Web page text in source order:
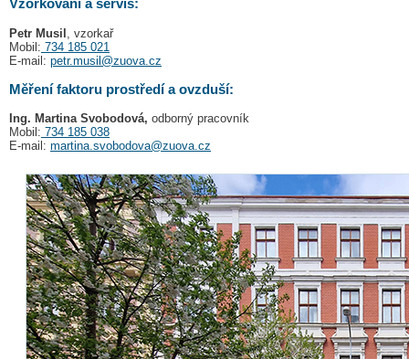
Vzorkování a servis:
Petr Musil , vzorkař
Mobil: 734 185 021
E-mail: petr.musil@zuova.cz
Měření faktoru prostředí a ovzduší:
Ing. Martina Svobodová, odborný pracovník
Mobil: 734 185 038
E-mail: martina.svobodova@zuova.cz